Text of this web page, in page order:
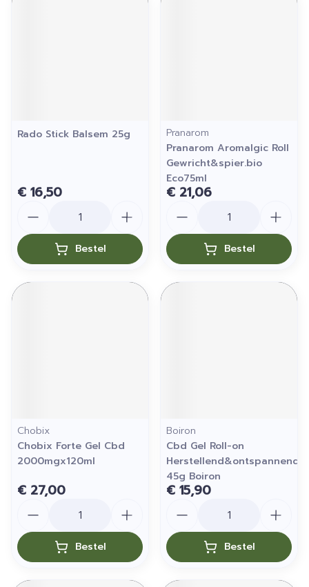
Rado Stick Balsem 25g
€ 16,50
Bestel
Pranarom
Pranarom Aromalgic Roll
Gewricht&spier.bio
Eco75ml
€ 21,06
Bestel
Chobix
Chobix Forte Gel Cbd
2000mgx120ml
€ 27,00
Bestel
Boiron
Cbd Gel Roll-on
Herstellend&ontspannend
45g Boiron
€ 15,90
Bestel